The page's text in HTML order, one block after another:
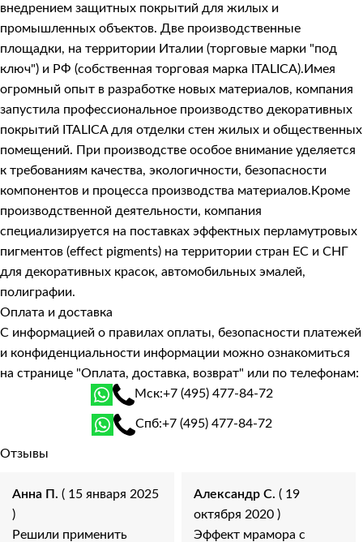
внедрением защитных покрытий для жилых и
промышленных объектов. Две производственные
площадки, на территории Италии (торговые марки "под
ключ") и РФ (собственная торговая марка ITALICA).Имея
огромный опыт в разработке новых материалов, компания
запустила профессиональное производство декоративных
покрытий ITALICA для отделки стен жилых и общественных
помещений. При производстве особое внимание уделяется
к требованиям качества, экологичности, безопасности
компонентов и процесса производства материалов.Кроме
производственной деятельности, компания
специализируется на поставках эффектных перламутровых
пигментов (effect pigments) на территории стран ЕС и СНГ
для декоративных красок, автомобильных эмалей,
полиграфии.
Оплата и доставка
С информацией о правилах оплаты, безопасности платежей
и конфиденциальности информации можно ознакомиться
на странице "Оплата, доставка, возврат" или по телефонам:
Мск:+7 (495) 477-84-72
Спб:+7 (495) 477-84-72
Отзывы
Анна П. ( 15 января 2025
)
Решили применить
Александр С. ( 19
октября 2020 )
Эффект мрамора с